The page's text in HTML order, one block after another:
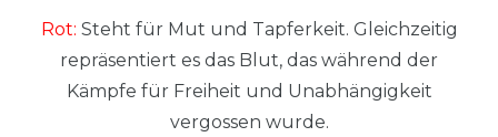
Rot: Steht für Mut und Tapferkeit. Gleichzeitig
repräsentiert es das Blut, das während der
Kämpfe für Freiheit und Unabhängigkeit
vergossen wurde.